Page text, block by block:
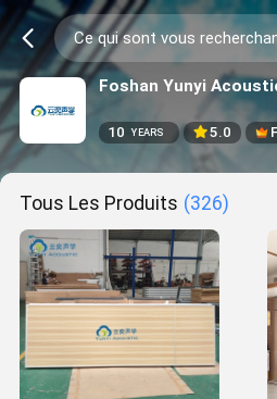
Foshan Yunyi
10 YEARS 5.0
Tous Les Produits (326)